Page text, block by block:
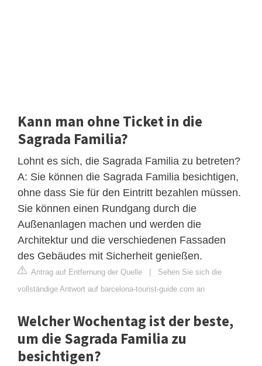
Kann man ohne Ticket in die
Sagrada Familia?
Lohnt es sich, die Sagrada Familia zu betreten?
A: Sie können die Sagrada Familia besichtigen,
ohne dass Sie für den Eintritt bezahlen müssen.
Sie können einen Rundgang durch die
Außenanlagen machen und werden die
Architektur und die verschiedenen Fassaden
des Gebäudes mit Sicherheit genießen.
Antrag auf Entfernung der Quelle | Sehen Sie sich die
vollständige Antwort auf barcelona-tourist-guide.com an
Welcher Wochentag ist der beste,
um die Sagrada Familia zu
besichtigen?